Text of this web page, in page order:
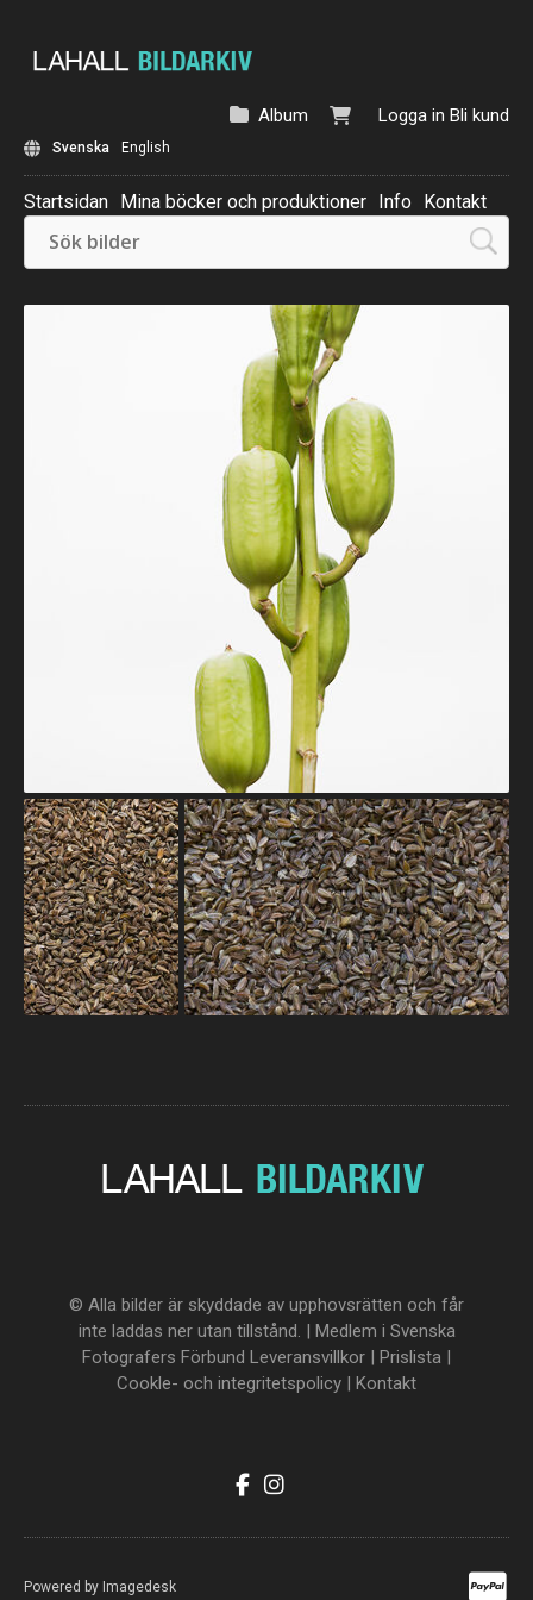
Logga in Bli kund
Album
Svenska English
Startsidan Mina böcker och produktioner Info Kontakt
Beställ: Kalender 2025
© Alla bilder är skyddade av upphovsrätten och får
inte laddas ner utan tillstånd. | Medlem i Svenska
Fotografers Förbund Leveransvillkor | Prislista |
Cookle- och integritetspolicy | Kontakt
Powered by Imagedesk